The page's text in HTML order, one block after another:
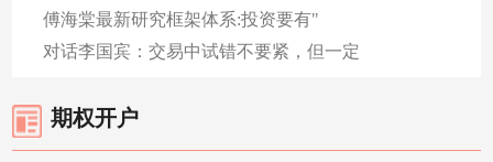
傅海棠最新研究框架体系:投资要有"
对话李国宾：交易中试错不要紧，但一定
期权开户